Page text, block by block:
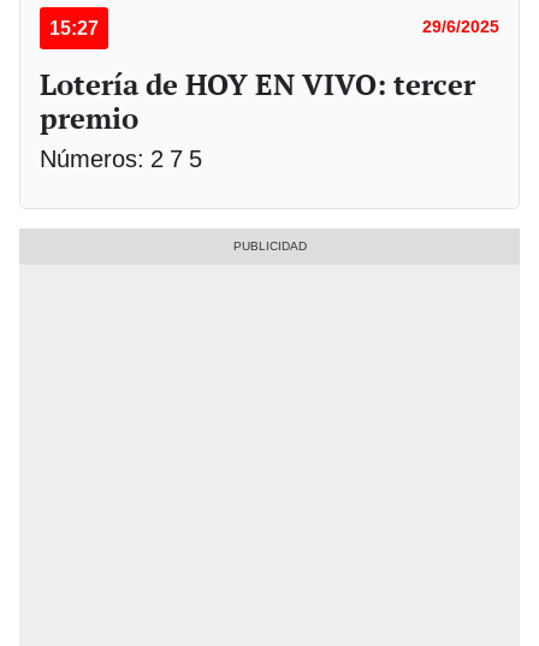
15:27 29/6/2025
Lotería de HOY EN VIVO: tercer
premio
Números: 2 7 5